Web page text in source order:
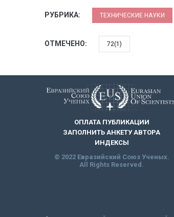
РУБРИКА: ТЕХНИЧЕСКИЕ НАУКИ
ОТМЕЧЕНО: 72(1)
ОПЛАТА ПУБЛИКАЦИИ
ЗАПОЛНИТЬ АНКЕТУ АВТОРА
ИНДЕКСЫ
© 2022 Евразийский Союз Ученых.
All Rights Reserved.